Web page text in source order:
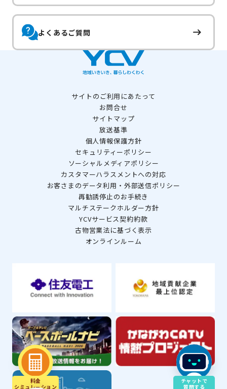
よくあるご質問
料金
シミュレ－ション
サイトのご利用にあたって
お問合せ
サイトマップ
放送基準
個人情報保護方針
セキュリティーポリシー
ソーシャルメディアポリシー
カスタマーハラスメントへの対応
お客さまのデータ利用・外部送信ポリシー
再勧誘停止のお手続き
マルチステークホルダー方針
YCVサービス契約約款
古物営業法に基づく表示
オンラインルーム
チャットで
質問する